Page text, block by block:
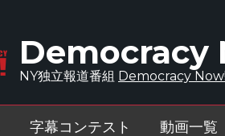
Democracy
NY独立報道番組 Democracy Now!
字幕コンテスト 動画一覧